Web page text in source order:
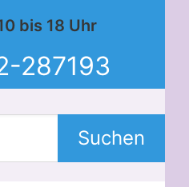
bis 18 Uhr
287193
Suchen